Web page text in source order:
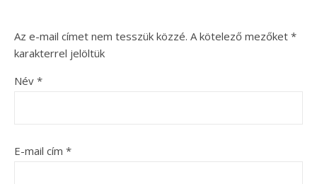
Az e-mail címet nem tesszük közzé. A kötelező mezőket *
karakterrel jelöltük
Név *
E-mail cím *